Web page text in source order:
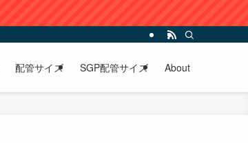
配管サイズ SGP配管サイズ About